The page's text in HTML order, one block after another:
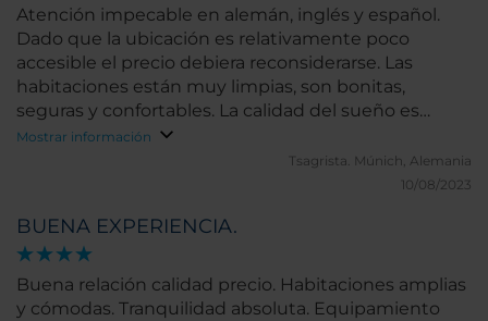
Atención impecable en alemán, inglés y español.
Dado que la ubicación es relativamente poco
accesible el precio debiera reconsiderarse. Las
habitaciones están muy limpias, son bonitas,
seguras y confortables. La calidad del sueño es
fenomenal. Servicio de gym y sauna que me muero
por probar en la próxima visita, en el desayuno
buffet unos huevos maravillosos (de los que espero
para mi). Servicio de taxi casi automático, atención
rápida, profesional y humana. Voy a repetir sin duda.
Mostrar información
Tsagrista. Múnich, Alemania
10/08/2023
BUENA EXPERIENCIA.
Buena relación calidad precio. Habitaciones amplias
y cómodas. Tranquilidad absoluta. Equipamiento